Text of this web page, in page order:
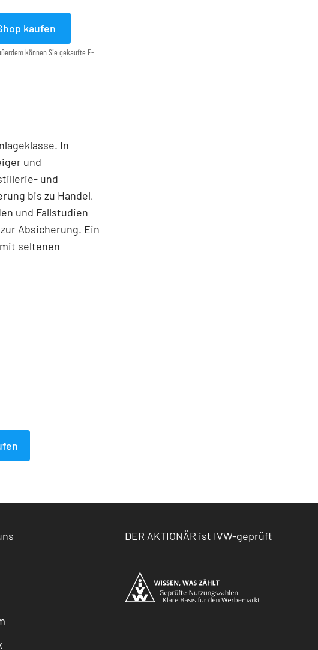
kaufen
können Sie gekaufte E-
In
und
und
bis zu Handel,
und Fallstudien
Absicherung. Ein
seltenen
DER AKTIONÄR ist IVW-geprüft